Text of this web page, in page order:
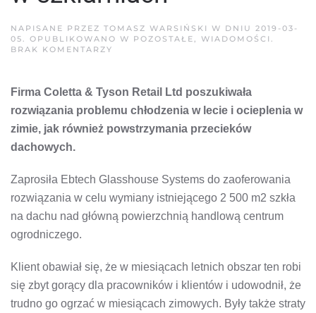
NAPISANE PRZEZ TOMASZ WARSIŃSKI W DNIU 2019-03-
05. OPUBLIKOWANO W POZOSTAŁE, WIADOMOŚCI .
BRAK KOMENTARZY
WPŁYW
ROKU
SZKLARNIACH
Firma Coletta & Tyson Retail Ltd poszukiwała
rozwiązania problemu chłodzenia w lecie i ocieplenia w
zimie, jak również powstrzymania przecieków
dachowych.
Zaprosiła Ebtech Glasshouse Systems do zaoferowania
rozwiązania w celu wymiany istniejącego 2 500 m2 szkła
na dachu nad główną powierzchnią handlową centrum
ogrodniczego.
Klient obawiał się, że w miesiącach letnich obszar ten robi
się zbyt gorący dla pracowników i klientów i udowodnił, że ​​
trudno go ogrzać w miesiącach zimowych. Były także straty